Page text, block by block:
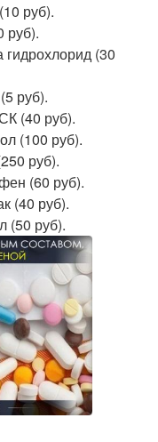
руб).
руб).
(30
руб).
(40 руб).
(100 руб).
руб).
(60 руб).
(40 руб).
(50 руб).